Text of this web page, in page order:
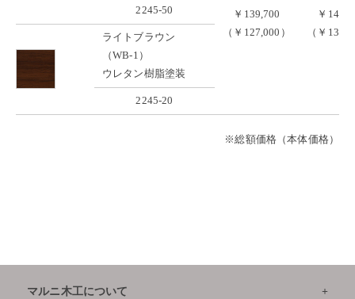
￥139,700
（￥127,000）
￥
（￥
2245-50
ライトブラウン
（WB-1）
ウレタン樹脂塗装
2245-20
※総額価格（本体価格）
マルニ木工について